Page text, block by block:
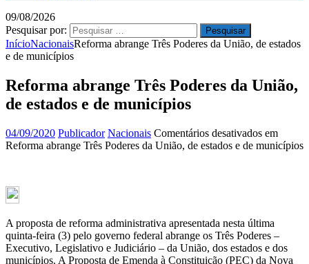
09/08/2026
Pesquisar por:
InícioNacionaisReforma abrange Três Poderes da União, de estados
e de municípios
Reforma abrange Três Poderes da União,
de estados e de municípios
04/09/2020 Publicador Nacionais Comentários desativados em
Reforma abrange Três Poderes da União, de estados e de municípios
A proposta de reforma administrativa apresentada nesta última
quinta-feira (3) pelo governo federal abrange os Três Poderes –
Executivo, Legislativo e Judiciário – da União, dos estados e dos
municípios. A Proposta de Emenda à Constituição (PEC) da Nova